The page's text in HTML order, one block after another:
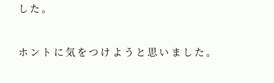
した。
ホントに気をつけようと思いました。